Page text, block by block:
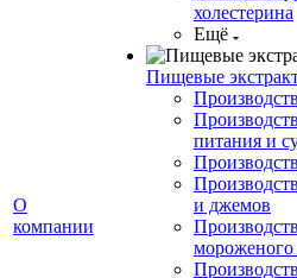
О
компании
холестерина
Ещё
Пищевые
питания и
и джемов
мороженого